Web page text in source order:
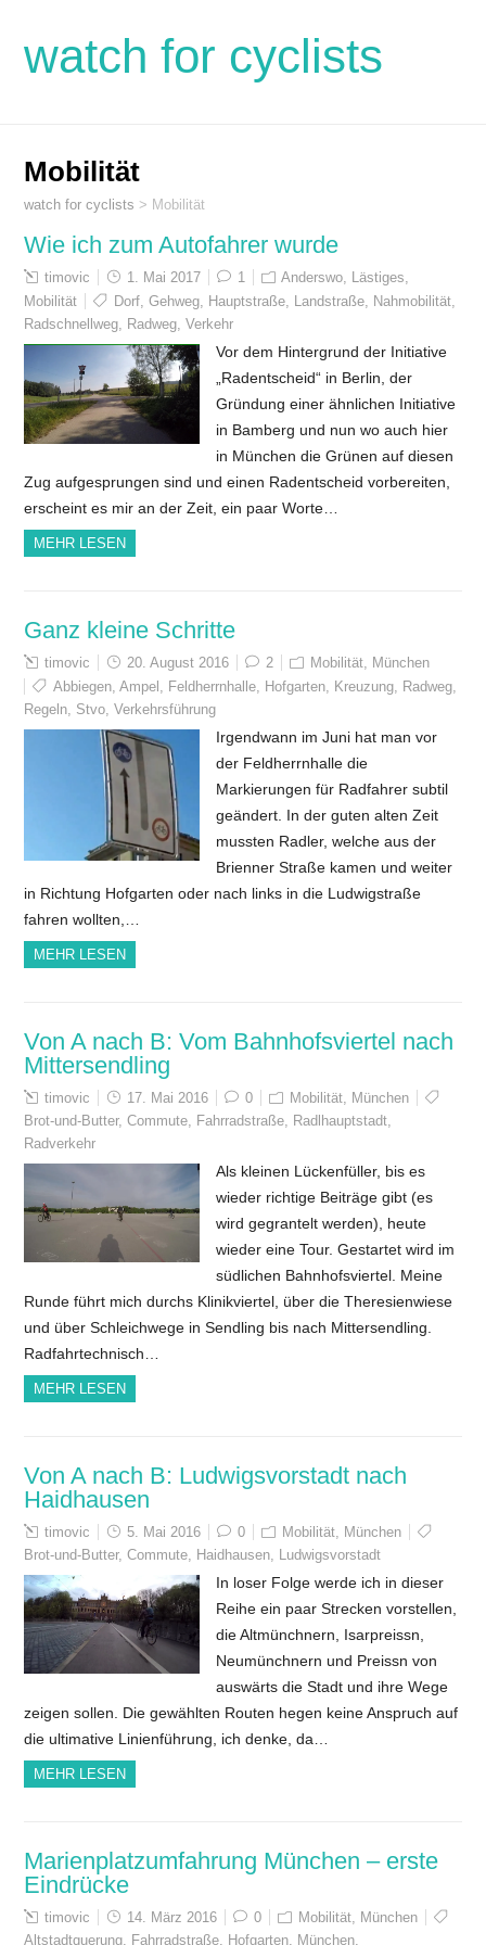
watch for cyclists
Mobilität
watch for cyclists > Mobilität
Wie ich zum Autofahrer wurde
timovic 1. Mai 2017 1 Anderswo, Lästiges,
Mobilität
Dorf,Gehweg, Hauptstraße, Landstraße, Nahmobilität,
Radschnellweg, Radweg,Verkehr
Vor dem Hintergrund der Initiative
„Radentscheid“ in Berlin, der
Gründung einer ähnlichen Initiative
in Bamberg und nun wo auch hier
in München die Grünen auf diesen
Zug aufgesprungen sind und einen Radentscheid vorbereiten,
erscheint es mir an der Zeit, ein paar Worte…
MEHR LESEN
Ganz kleine Schritte
timovic 20. August 2016 2 Mobilität, München
Abbiegen,Ampel , Feldherrnhalle, Hofgarten, Kreuzung, Radweg,
Regeln, Stvo,Verkehrsführung
Irgendwann im Juni hat man vor
der Feldherrnhalle die
Markierungen für Radfahrer subtil
geändert. In der guten alten Zeit
mussten Radler, welche aus der
Brienner Straße kamen und weiter
in Richtung Hofgarten oder nach links in die Ludwigstraße
fahren wollten,…
MEHR LESEN
Von A nach B: Vom Bahnhofsviertel nach
Mittersendling
timovic 17. Mai 2016 0 Mobilität, München
Brot-und-Butter,Commute, Fahrradstraße, Radlhauptstadt,
Radverkehr
Als kleinen Lückenfüller, bis es
wieder richtige Beiträge gibt (es
wird gegrantelt werden), heute
wieder eine Tour. Gestartet wird im
südlichen Bahnhofsviertel. Meine
Runde führt mich durchs Klinikviertel, über die Theresienwiese
und über Schleichwege in Sendling bis nach Mittersendling.
Radfahrtechnisch…
MEHR LESEN
Von A nach B: Ludwigsvorstadt nach
Haidhausen
timovic 5. Mai 2016 0 Mobilität, München
Brot-und-Butter,Commute, Haidhausen, Ludwigsvorstadt
In loser Folge werde ich in dieser
Reihe ein paar Strecken vorstellen,
die Altmünchnern, Isarpreissn,
Neumünchnern und Preissn von
auswärts die Stadt und ihre Wege
zeigen sollen. Die gewählten Routen hegen keine Anspruch auf
die ultimative Linienführung, ich denke, da…
MEHR LESEN
Marienplatzumfahrung München – erste
Eindrücke
timovic 14. März 2016 0 Mobilität, München
Altstadtquerung, Fahrradstraße, Hofgarten, München,